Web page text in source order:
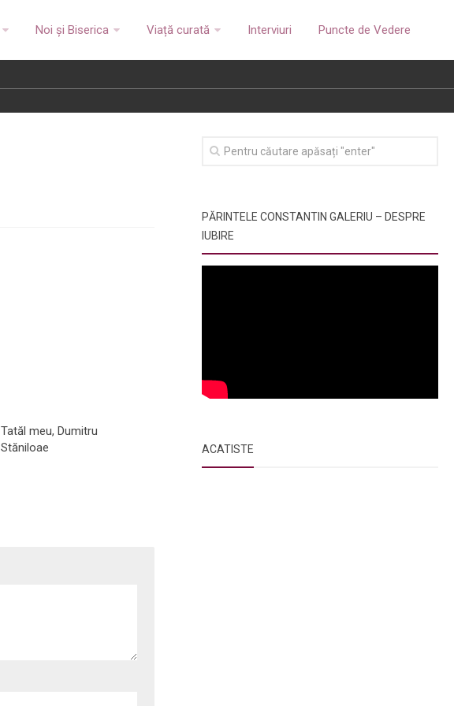
Noi și Biserica Viață curată Interviuri Puncte de Vedere
Tatăl meu, Dumitru
Stăniloae
PĂRINTELE CONSTANTIN GALERIU – DESPRE
IUBIRE
ACATISTE